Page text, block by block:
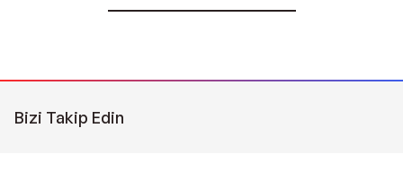
Bizi Takip Edin